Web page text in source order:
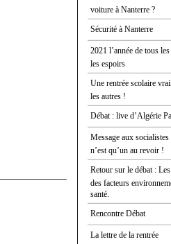
voiture à Nanterre ?
Sécurité à Nanterre
2021 l’année de tous
les espoirs
Une rentrée scolaire
les autres !
Débat : live d’Algérie
Message aux
n’est qu’un au revoir !
Retour sur le débat :
des facteurs
santé.
Rencontre Débat
La lettre de la rentrée